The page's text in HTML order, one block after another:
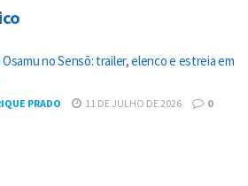
Osamu no Sensō: trailer, elenco e estreia em
PRADO 11 DE JULHO DE 2026 0